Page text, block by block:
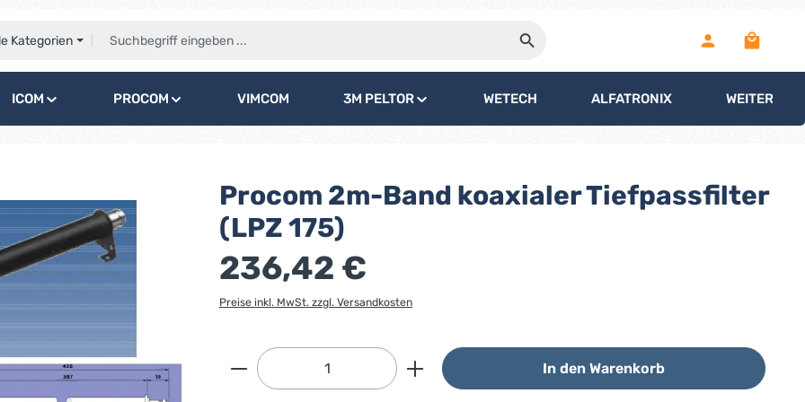
Kategorien
ICOM PROCOM VIMCOM 3M PELTOR WETECH ALFATRONIX WEITERE
Procom 2m-Band koaxialer Tiefpassfilter
(LPZ 175)
236,42 €
Preise inkl. MwSt. zzgl. Versandkosten
Produkt Anzahl: Gib den gewünschten Wert ein oder
In den Warenkorb